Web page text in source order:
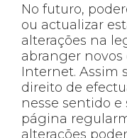
No futuro,
ou actualizar
alterações na
abranger
Internet. Assim
direito de
nesse sentido
página
alterações